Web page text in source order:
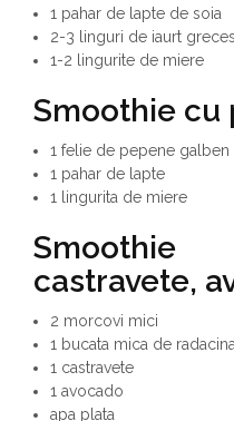
1 pahar de lapte de soia
2-3 linguri de iaurt
1-2 lingurite de miere
Smoothie cu
1 felie de pepene galben
1 pahar de lapte
1 lingurita de miere
castravete,
2 morcovi mici
1 bucata mica de
1 castravete
1 avocado
apa plata